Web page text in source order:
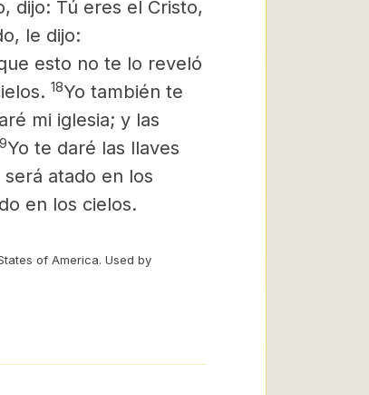
dijo: Tú eres el Cristo,
le dijo:
esto no te lo reveló
18Yo también te
mi iglesia; y las
Yo te daré las llaves
atado en los
en los cielos.
of America. Used by